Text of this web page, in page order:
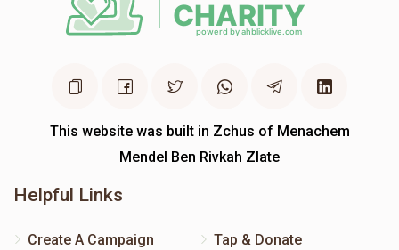
This website was built in Zchus of Menachem
Mendel Ben Rivkah Zlate
Helpful Links
Create A Campaign
Tap & Donate